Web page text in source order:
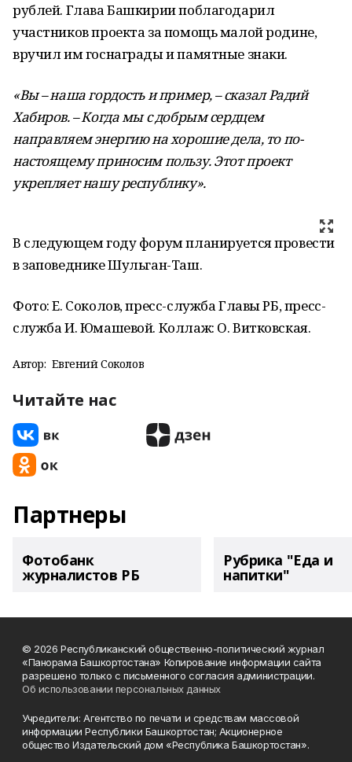
рублей. Глава Башкирии поблагодарил
участников проекта за помощь малой родине,
вручил им госнаграды и памятные знаки.
«Вы – наша гордость и пример, – сказал Радий
Хабиров. – Когда мы с добрым сердцем
направляем энергию на хорошие дела, то по-
настоящему приносим пользу. Этот проект
укрепляет нашу республику».
В следующем году форум планируется провести
в заповеднике Шульган-Таш.
Фото: Е. Соколов, пресс-служба Главы РБ, пресс-
служба И. Юмашевой. Коллаж: О. Витковская.
Автор: Евгений Соколов
Читайте нас
Партнеры
Фотобанк
журналистов РБ
Рубрика "Еда и
напитки"
© 2026 Республиканский общественно-политический журнал
«Панорама Башкортостана» Копирование информации сайта
разрешено только с письменного согласия администрации.
Об использовании персональных данных
Учредители: Агентство по печати и средствам массовой
информации Республики Башкортостан; Акционерное
общество Издательский дом «Республика Башкортостан».